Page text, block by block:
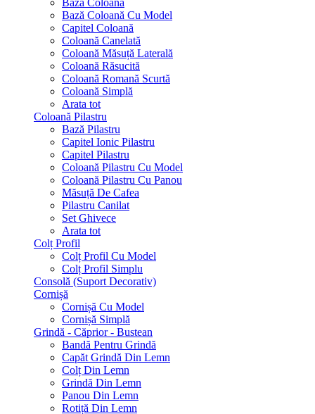
Bază Coloană
Bază Coloană Cu Model
Capitel Coloană
Coloană Canelată
Coloană Măsuță Laterală
Coloană Răsucită
Coloană Romană Scurtă
Coloană Simplă
Arata tot
Coloană Pilastru
Bază Pilastru
Capitel Ionic Pilastru
Capitel Pilastru
Coloană Pilastru Cu Model
Coloană Pilastru Cu Panou
Măsuță De Cafea
Pilastru Canilat
Set Ghivece
Arata tot
Colț Profil
Colț Profil Cu Model
Colț Profil Simplu
Consolă (Suport Decorativ)
Cornișă
Cornișă Cu Model
Cornișă Simplă
Grindă - Căprior - Bustean
Bandă Pentru Grindă
Capăt Grindă Din Lemn
Colț Din Lemn
Grindă Din Lemn
Panou Din Lemn
Rotiță Din Lemn